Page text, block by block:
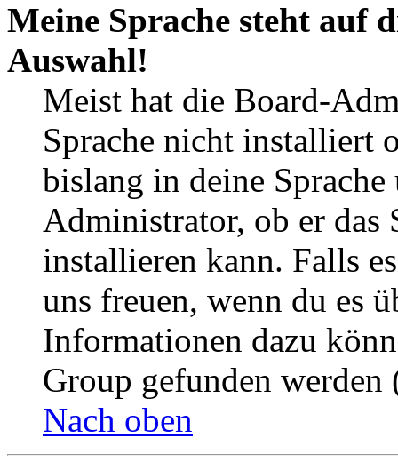
Meine Sprache steht auf
Auswahl!
Meist hat die Board-
Sprache nicht installiert
bislang in deine
Administrator, ob er das
installieren kann. Falls
uns freuen, wenn du es
Informationen dazu
Group gefunden
Nach oben